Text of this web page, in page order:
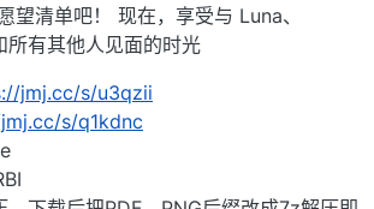
望清单吧！ 现在，享受与 Luna、
有其他人见面的时光
jmj.cc/s/u3qzii
s/q1kdnc